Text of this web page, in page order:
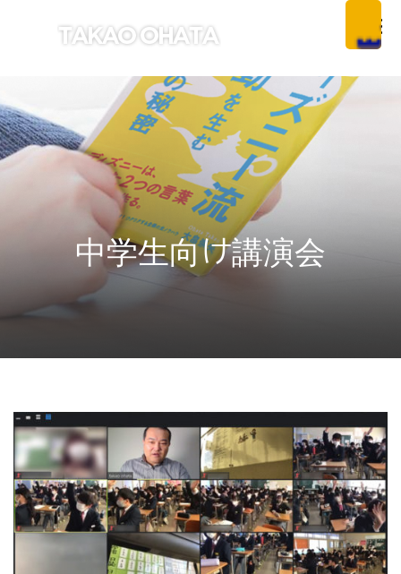
中学生向け講演会